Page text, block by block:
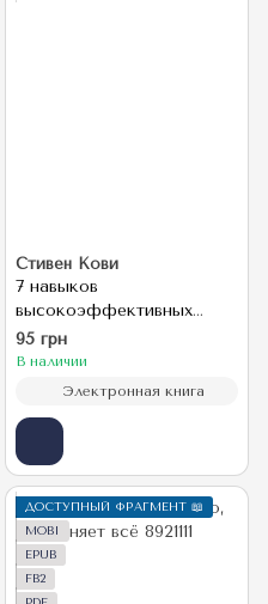
Стивен Кови
7 навыков
высокоэффективных
семей
95 грн
В наличии
Электронная книга
ДОСТУПНЫЙ ФРАГМЕНТ 📖
MOBI
EPUB
FB2